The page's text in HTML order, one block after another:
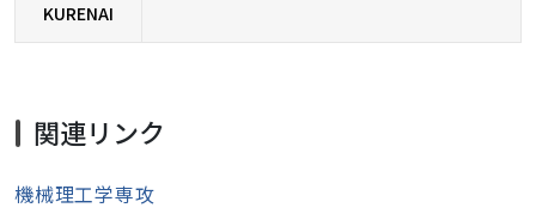
KURENAI
関連リンク
機械理工学専攻